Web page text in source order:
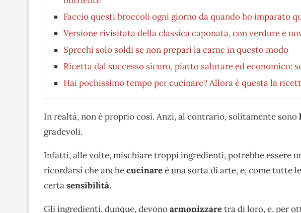
Faccio questi broccoli ogni giorno da quando ho imparato
Versione rivisitata della classica caponata, con verdure e
Sprechi solo soldi se non prepari la carne in questo modo
Ricetta dal successo sicuro, piatto salutare ed economico:
Hai pochissimo tempo per cucinare? Allora è questa la
In realtà, non è proprio così. Anzi, al contrario, solitamente sono
gradevoli.
Infatti, alle volte, mischiare troppi ingredienti, potrebbe essere
ricordarsi che anchecucinareè una sorta di arte, e, come tutte
certasensibilità.
Gli ingredienti, dunque, devonoarmonizzaretra di loro, e, per